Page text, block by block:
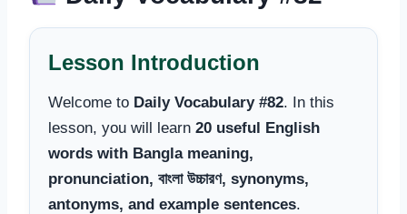
Lesson Introduction
Welcome to Daily Vocabulary #82. In this
lesson, you will learn 20 useful English
words with Bangla meaning,
pronunciation, বাংলা উচ্চারণ, synonyms,
antonyms, and example sentences.